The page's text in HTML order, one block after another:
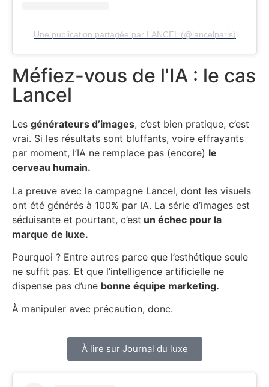
Méfiez-vous de l'IA : le cas
Lancel
Les générateurs d’images, c’est bien pratique, c’est
vrai. Si les résultats sont bluffants, voire effrayants
par moment, l’IA ne remplace pas (encore) le
cerveau humain.
La preuve avec la campagne Lancel, dont les visuels
ont été générés à 100% par IA. La série d’images est
séduisante et pourtant, c’est un échec pour la
marque de luxe.
Pourquoi ? Entre autres parce que l’esthétique seule
ne suffit pas. Et que l’intelligence artificielle ne
dispense pas d’une bonne équipe marketing.
À manipuler avec précaution, donc.
À lire sur Journal du luxe
Une publication partagée par LANCEL (@lancelparis)